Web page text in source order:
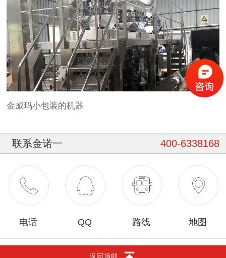
金威玛小包装的机器
联系金诺一 400-6338168
电话 QQ 路线 地图